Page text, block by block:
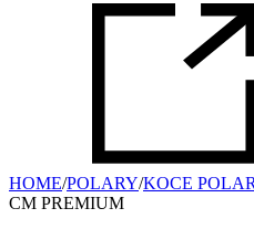
HOME/POLARY/KOCE
CM PREMIUM